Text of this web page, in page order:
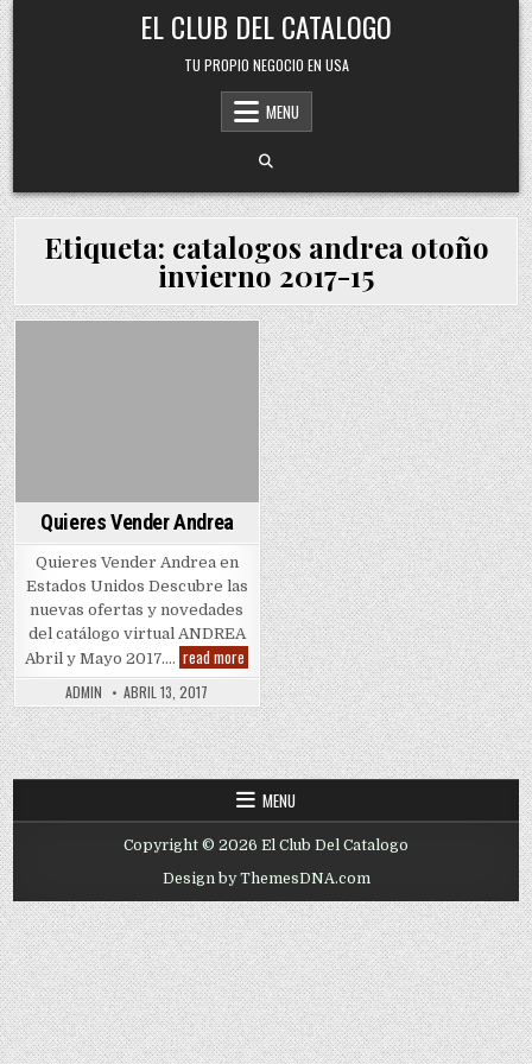
Skip
to
content
EL CLUB DEL CATALOGO
TU PROPIO NEGOCIO EN USA
MENU
Etiqueta: catalogos andrea otoño
invierno 2017-15
Quieres Vender Andrea
Quieres Vender Andrea en
Estados Unidos Descubre las
nuevas ofertas y novedades
del catálogo virtual ANDREA
Abril y Mayo 2017…. read more Quieres
Vender
Andrea
ADMIN ABRIL 13, 2017
MENU
Copyright © 2026 El Club Del Catalogo
Design by ThemesDNA.com